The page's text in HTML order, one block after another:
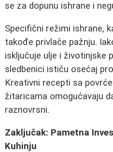
se za dopunu ishrane i
Specifični režimi ishrane,
takođe privlače pažnju.
isključuje ulje i životinjske
sledbenici ističu osećaj
Kreativni recepti sa
žitaricama omogućavaju
raznovrsni.
Zaključak: Pametna
Kuhinju